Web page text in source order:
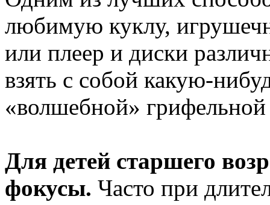
любимую куклу,
или плеер и диски
взять с собой какую-
«волшебной» грифельной
Для детей старшего
фокусы. Часто при